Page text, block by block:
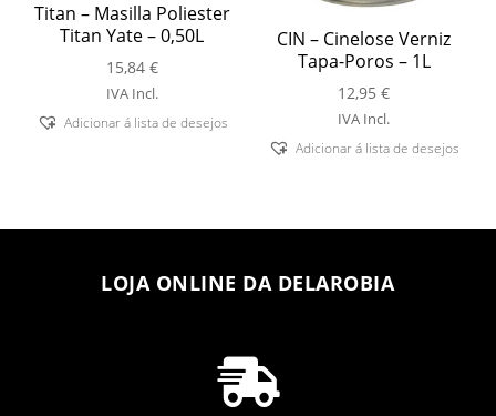
Titan – Masilla Poliester
Titan Yate – 0,50L
15,84 €
IVA Incl.
Adicionar á lista de desejos
CIN – Cinelose Verniz
Tapa-Poros – 1L
12,95€
IVA Incl.
Adicionar á lista de desejos
LOJA ONLINE DA DELAROBIA
